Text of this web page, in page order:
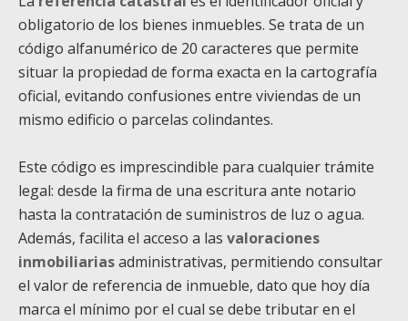
obligatorio de los bienes inmuebles. Se trata de un
código alfanumérico de 20 caracteres que permite
situar la propiedad de forma exacta en la cartografía
oficial, evitando confusiones entre viviendas de un
mismo edificio o parcelas colindantes.
Este código es imprescindible para cualquier trámite
legal: desde la firma de una escritura ante notario
hasta la contratación de suministros de luz o agua.
Además, facilita el acceso a las valoraciones
inmobiliariasadministrativas, permitiendo consultar
el valor de referencia de inmueble, dato que hoy día
marca el mínimo por el cual se debe tributar en el